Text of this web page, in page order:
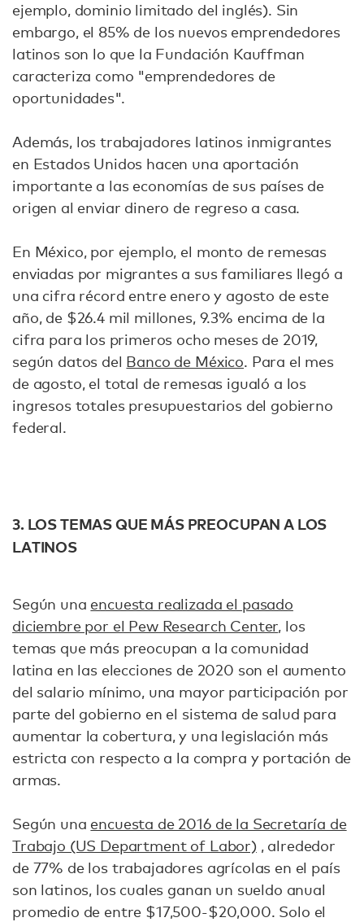
ejemplo, dominio limitado del inglés). Sin
embargo, el 85% de los nuevos emprendedores
latinos son lo que la Fundación Kauffman
caracteriza como "emprendedores de
oportunidades".
Además, los trabajadores latinos inmigrantes
en Estados Unidos hacen una aportación
importante a las economías de sus países de
origen al enviar dinero de regreso a casa.
En México, por ejemplo, el monto de remesas
enviadas por migrantes a sus familiares llegó a
una cifra récord entre enero y agosto de este
año, de $26.4 mil millones, 9.3% encima de la
cifra para los primeros ocho meses de 2019,
según datos del Banco de México. Para el mes
de agosto, el total de remesas igualó a los
ingresos totales presupuestarios del gobierno
federal.
3. LOS TEMAS QUE MÁS PREOCUPAN A LOS
LATINOS
Según una encuesta realizada el pasado
diciembre por el Pew Research Center, los
temas que más preocupan a la comunidad
latina en las elecciones de 2020 son el aumento
del salario mínimo, una mayor participación por
parte del gobierno en el sistema de salud para
aumentar la cobertura, y una legislación más
estricta con respecto a la compra y portación de
armas.
Según una encuesta de 2016 de la Secretaría de
Trabajo (US Department of Labor) , alrededor
de 77% de los trabajadores agrícolas en el país
son latinos, los cuales ganan un sueldo anual
promedio de entre $17,500-$20,000. Solo el